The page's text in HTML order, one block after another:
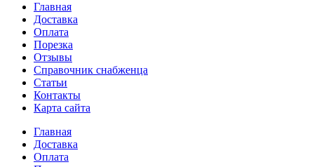
Главная
Доставка
Оплата
Порезка
Отзывы
Справочник снабженца
Статьи
Контакты
Карта сайта
Главная
Доставка
Оплата